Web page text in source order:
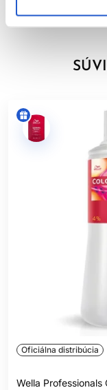
Farby na vlasy
Aby sa predišlo
kožnej znášanlivosti
. Naneste
pokožku (napr. na
pôsobiť. Ak sa
podráždenie,
ste už mali
henou.
Oficiálna distribúcia
Wella Professionals